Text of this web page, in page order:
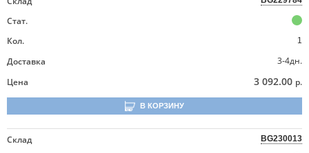
Стат.
Кол.
1
Доставка
3-4дн.
Цена
3 092.00 р.
В КОРЗИНУ
Склад BG230013